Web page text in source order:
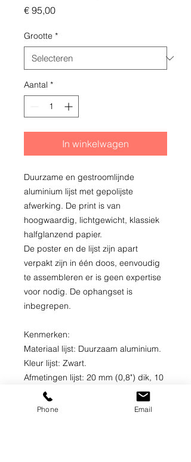
€ 95,00Prijs
Grootte *
Aantal *
In winkelwagen
Duurzame en gestroomlijnde
aluminium lijst met gepolijste
afwerking. De print is van
hoogwaardig, lichtgewicht, klassiek
halfglanzend papier.
De poster en de lijst zijn apart
verpakt zijn in één doos, eenvoudig
te assembleren er is geen expertise
voor nodig. De ophangset is
inbegrepen.
Kenmerken:
Materiaal lijst: Duurzaam aluminium.
Kleur lijst: Zwart.
Afmetingen lijst: 20 mm (0,8") dik, 10
mm (0,4") breed.
Papiergewicht: 170 gsm (65 lb) voor
Phone Email